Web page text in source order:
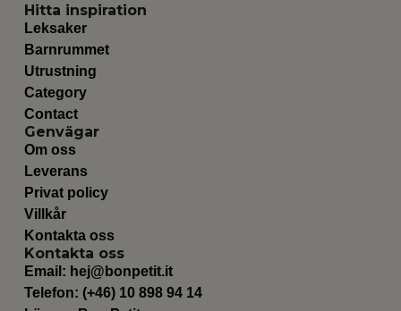
Hitta inspiration
Leksaker
Barnrummet
Utrustning
Category
Contact
Genvägar
Om oss
Leverans
Privat policy
Villkår
Kontakta oss
Kontakta oss
Email: hej@bonpetit.it
Telefon: (+46) 10 898 94 14